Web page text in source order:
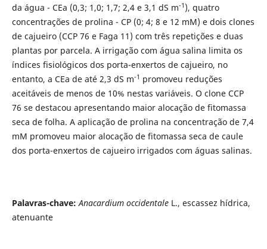
da água - CEa (0,3; 1,0; 1,7; 2,4 e 3,1 dS m-1 ), quatro
concentrações de prolina - CP (0; 4; 8 e 12 mM) e dois clones
de cajueiro (CCP 76 e Faga 11) com três repetições e duas
plantas por parcela. A irrigação com água salina limita os
índices fisiológicos dos porta-enxertos de cajueiro, no
entanto, a CEa de até 2,3 dS m-1 promoveu reduções
aceitáveis de menos de 10% nestas variáveis. O clone CCP
76 se destacou apresentando maior alocação de fitomassa
seca de folha. A aplicação de prolina na concentração de 7,4
mM promoveu maior alocação de fitomassa seca de caule
dos porta-enxertos de cajueiro irrigados com águas salinas.
Palavras-chave: Anacardium occidentale L., escassez hídrica,
atenuante